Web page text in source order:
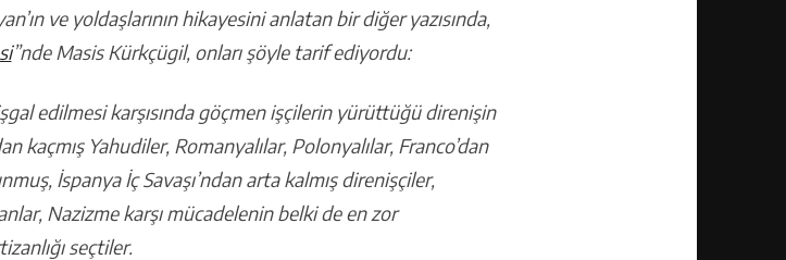
ve yoldaşlarının hikayesini anlatan bir diğer yazısında,
”nde Masis Kürkçügil, onları şöyle tarif ediyordu:
edilmesi karşısında göçmen işçilerin yürüttüğü direnişin
kaçmış Yahudiler, Romanyalılar, Polonyalılar, Franco’dan
İspanya İç Savaşı’ndan arta kalmış direnişçiler,
Nazizme karşı mücadelenin belki de en zor
seçtiler.